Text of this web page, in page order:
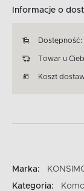
Informacje o
Dostępność:
Towar u
Koszt
Marka:
Kategoria: